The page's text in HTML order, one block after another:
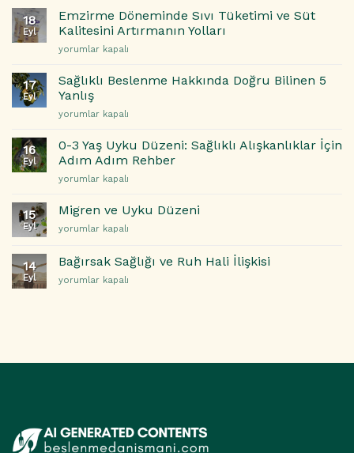
için
Etkili
Beslenme
için
Sıcak
Basmaları
ve
Gece
ile
Başa
Yolları
18
Eyl
Emzirme Döneminde Sıvı Tüketimi ve Süt
Kalitesini Artırmanın Yolları
Emzirme
Sıvı
Tüketimi
ve
Süt
Artırmanın
Yolları
yorumlar kapalı
17
Eyl
Sağlıklı Beslenme Hakkında Doğru Bilinen 5
Yanlış
Sağlıklı
Hakkında
Doğru
Bilinen
5
için
yorumlar kapalı
16
Eyl
0-3 Yaş Uyku Düzeni: Sağlıklı Alışkanlıklar İçin
Adım Adım Rehber
0-
Yaş
Uyku
Düzeni:
Alışkanlıklar
Adım
yorumlar kapalı
15
Eyl
Migren ve Uyku Düzeni
Migren
Uyku
Düzeni
için
yorumlar kapalı
14
Eyl
Bağırsak Sağlığı ve Ruh Hali İlişkisi
Bağırsak
yorumlar kapalı